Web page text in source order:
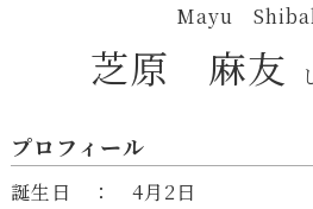
Mayu
芝原 麻友
プロフィール
誕生日 ： 4月2日